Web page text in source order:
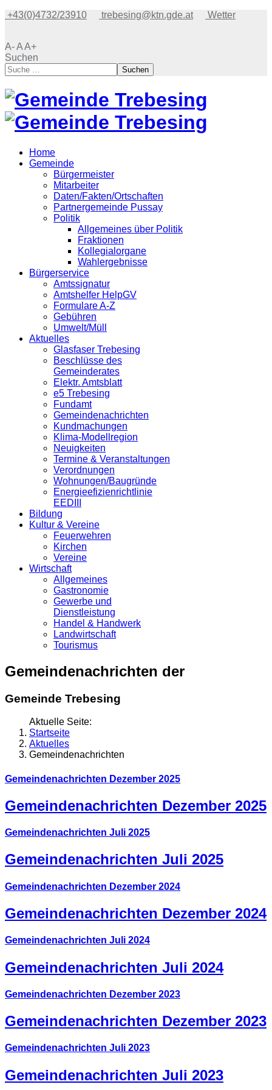
+43(0)4732/23910 trebesing@ktn.gde.at Wetter
A-AA+
Suchen
Suchen
Home
Gemeinde
Bürgermeister
Mitarbeiter
Daten/Fakten/Ortschaften
Partnergemeinde Pussay
Politik
Allgemeines über Politik
Fraktionen
Kollegialorgane
Wahlergebnisse
Bürgerservice
Amtssignatur
Amtshelfer HelpGV
Formulare A-Z
Gebühren
Umwelt/Müll
Aktuelles
Glasfaser Trebesing
Beschlüsse des
Gemeinderates
Elektr. Amtsblatt
e5 Trebesing
Fundamt
Gemeindenachrichten
Kundmachungen
Klima-Modellregion
Neuigkeiten
Termine & Veranstaltungen
Verordnungen
Wohnungen/Baugründe
Energieefizienrichtlinie
EEDIII
Bildung
Kultur & Vereine
Feuerwehren
Kirchen
Vereine
Wirtschaft
Allgemeines
Gastronomie
Gewerbe und
Dienstleistung
Handel & Handwerk
Landwirtschaft
Tourismus
Gemeindenachrichten der
Gemeinde Trebesing
Aktuelle Seite:
Startseite
Aktuelles
Gemeindenachrichten
Gemeindenachrichten Dezember 2025
Gemeindenachrichten Dezember 2025
Gemeindenachrichten Juli 2025
Gemeindenachrichten Juli 2025
Gemeindenachrichten Dezember 2024
Gemeindenachrichten Dezember 2024
Gemeindenachrichten Juli 2024
Gemeindenachrichten Juli 2024
Gemeindenachrichten Dezember 2023
Gemeindenachrichten Dezember 2023
Gemeindenachrichten Juli 2023
Gemeindenachrichten Juli 2023